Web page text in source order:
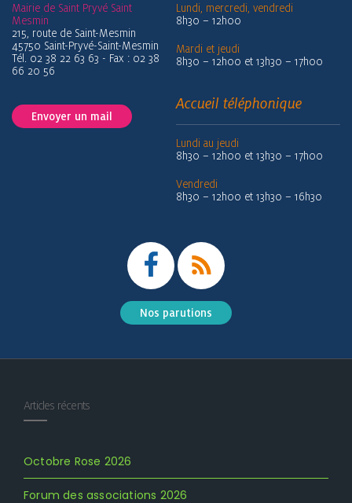
Mairie de Saint Pryvé Saint
Mesmin
215, route de Saint-Mesmin
45750 Saint-Pryvé-Saint-Mesmin
Tél. 02 38 22 63 63 - Fax : 02 38
66 20 56
Envoyer un mail
Lundi, mercredi, vendredi
8h30 – 12h00
Mardi et jeudi
8h30 – 12h00 et 13h30 – 17h00
Accueil téléphonique
Lundi au jeudi
8h30 – 12h00 et 13h30 – 17h00
Vendredi
8h30 – 12h00 et 13h30 – 16h30
Nos parutions
Articles récents
Octobre Rose 2026
Forum des associations 2026